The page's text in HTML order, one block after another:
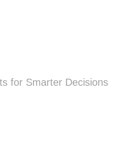
for Smarter Decisions